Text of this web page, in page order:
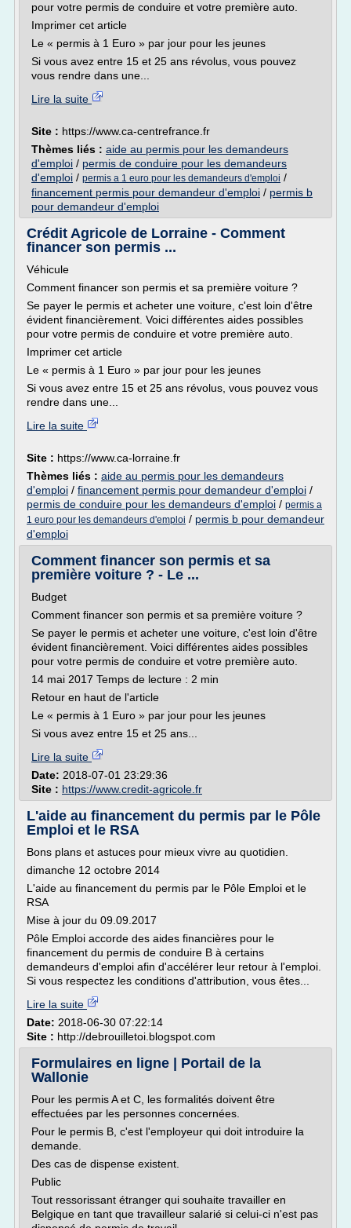
pour votre permis de conduire et votre première auto.
Imprimer cet article
Le « permis à 1 Euro » par jour pour les jeunes
Si vous avez entre 15 et 25 ans révolus, vous pouvez
vous rendre dans une...
Lire la suite
Site : https://www.ca-centrefrance.fr
Thèmes liés : aide au permis pour les demandeurs
d'emploi / permis de conduire pour les demandeurs
d'emploi / permis a 1 euro pour les demandeurs d'emploi /
financement permis pour demandeur d'emploi / permis b
pour demandeur d'emploi
Crédit Agricole de Lorraine - Comment
financer son permis ...
Véhicule
Comment financer son permis et sa première voiture ?
Se payer le permis et acheter une voiture, c'est loin d'être
évident financièrement. Voici différentes aides possibles
pour votre permis de conduire et votre première auto.
Imprimer cet article
Le « permis à 1 Euro » par jour pour les jeunes
Si vous avez entre 15 et 25 ans révolus, vous pouvez vous
rendre dans une...
Lire la suite
Site : https://www.ca-lorraine.fr
Thèmes liés : aide au permis pour les demandeurs
d'emploi / financement permis pour demandeur d'emploi /
permis de conduire pour les demandeurs d'emploi / permis a
1 euro pour les demandeurs d'emploi / permis b pour demandeur
d'emploi
Comment financer son permis et sa
première voiture ? - Le ...
Budget
Comment financer son permis et sa première voiture ?
Se payer le permis et acheter une voiture, c'est loin d'être
évident financièrement. Voici différentes aides possibles
pour votre permis de conduire et votre première auto.
14 mai 2017 Temps de lecture : 2 min
Retour en haut de l'article
Le « permis à 1 Euro » par jour pour les jeunes
Si vous avez entre 15 et 25 ans...
Lire la suite
Date: 2018-07-01 23:29:36
Site : https://www.credit-agricole.fr
L'aide au financement du permis par le Pôle
Emploi et le RSA
Bons plans et astuces pour mieux vivre au quotidien.
dimanche 12 octobre 2014
L'aide au financement du permis par le Pôle Emploi et le
RSA
Mise à jour du 09.09.2017
Pôle Emploi accorde des aides financières pour le
financement du permis de conduire B à certains
demandeurs d'emploi afin d'accélérer leur retour à l'emploi.
Si vous respectez les conditions d'attribution, vous êtes...
Lire la suite
Date: 2018-06-30 07:22:14
Site : http://debrouilletoi.blogspot.com
Formulaires en ligne | Portail de la
Wallonie
Pour les permis A et C, les formalités doivent être
effectuées par les personnes concernées.
Pour le permis B, c'est l'employeur qui doit introduire la
demande.
Des cas de dispense existent.
Public
Tout ressorissant étranger qui souhaite travailler en
Belgique en tant que travailleur salarié si celui-ci n'est pas